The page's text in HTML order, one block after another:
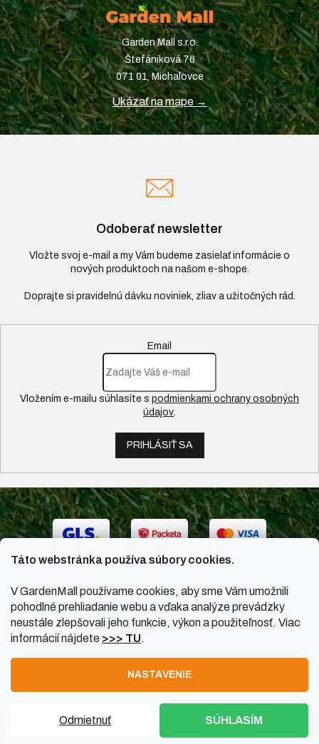
Táto webstránka používa súbory cookies.
V GardenMall používame cookies, aby sme Vám umožnili
pohodlné prehliadanie webu a vďaka analýze prevádzky
neustále zlepšovali jeho funkcie, výkon a použiteľnosť. Viac
informácií nájdete >>> TU.
NASTAVENIE
Odmietnuť SÚHLASÍM
Garden Mall s.r.o.
Štefániková 76
071 01, Michalovce
Ukázať na mape →
Odoberať newsletter
Vložte svoj e-mail a my Vám budeme zasielať informácie o
nových produktoch na našom e-shope.
Email
Vložením e-mailu súhlasíte s podmienkami ochrany osobných
údajov.
PRIHLÁSIŤ SA
GardenMall.sk
Upraviť nastavenie cookies